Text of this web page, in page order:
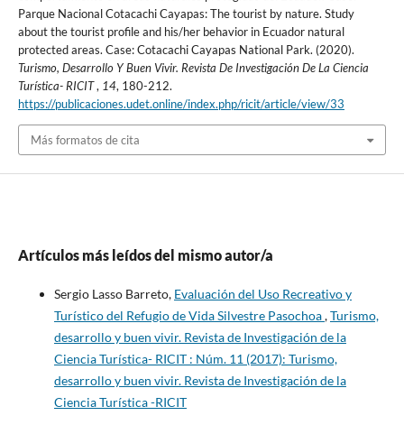
Parque Nacional Cotacachi Cayapas: The tourist by nature. Study
about the tourist profile and his/her behavior in Ecuador natural
protected areas. Case: Cotacachi Cayapas National Park. (2020).
Turismo, Desarrollo Y Buen Vivir. Revista De Investigación De La Ciencia
Turística- RICIT, 14, 180-212.
https://publicaciones.udet.online/index.php/ricit/article/view/33
Más formatos de cita
Artículos más leídos del mismo autor/a
Sergio Lasso Barreto, Evaluación del Uso Recreativo y
Turístico del Refugio de Vida Silvestre Pasochoa,Turismo,
desarrollo y buen vivir. Revista de Investigación de la
Ciencia Turística- RICIT : Núm. 11 (2017): Turismo,
desarrollo y buen vivir. Revista de Investigación de la
Ciencia Turística -RICIT